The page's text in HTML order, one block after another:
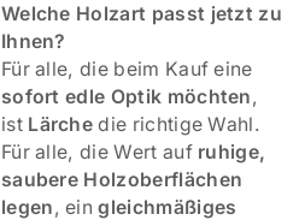
Welche Holzart passt jetzt zu
Ihnen?
Für alle, die beim Kauf eine
sofort edle Optik möchten,
ist Lärchedie richtige Wahl.
Für alle, die Wert auf ruhige,
saubere Holzoberflächen
legen, eingleichmäßiges